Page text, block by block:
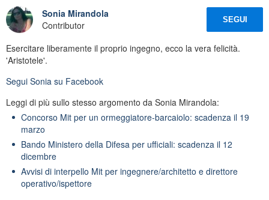
Sonia Mirandola
Contributor
SEGUI
Esercitare liberamente il proprio ingegno, ecco la vera felicità.
'Aristotele'.
Segui Sonia su Facebook
Leggi di più sullo stesso argomento da Sonia Mirandola:
Concorso Mit per un ormeggiatore-barcaiolo: scadenza il 19
marzo
Bando Ministero della Difesa per ufficiali: scadenza il 12
dicembre
Avvisi di interpello Mit per ingegnere/architetto e direttore
operativo/ispettore